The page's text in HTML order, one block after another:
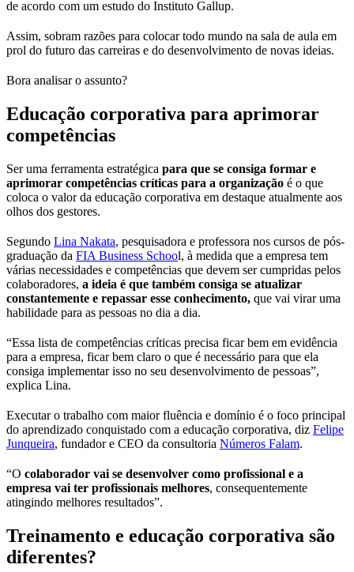
de acordo com um estudo do Instituto Gallup.
Assim, sobram razões para colocar todo mundo na sala de aula em
prol do futuro das carreiras e do desenvolvimento de novas ideias.
Bora analisar o assunto?
Educação corporativa para aprimorar
competências
Ser uma ferramenta estratégica para que se consiga formar e
aprimorar competências críticas para a organização é o que
coloca o valor da educação corporativa em destaque atualmente aos
olhos dos gestores.
Segundo Lina Nakata, pesquisadora e professora nos cursos de pós-
graduação da FIA Business School, à medida que a empresa tem
várias necessidades e competências que devem ser cumpridas pelos
colaboradores, a ideia é que também consiga se atualizar
constantemente e repassar esse conhecimento, que vai virar uma
habilidade para as pessoas no dia a dia.
“Essa lista de competências críticas precisa ficar bem em evidência
para a empresa, ficar bem claro o que é necessário para que ela
consiga implementar isso no seu desenvolvimento de pessoas”,
explica Lina.
Executar o trabalho com maior fluência e domínio é o foco principal
do aprendizado conquistado com a educação corporativa, diz Felipe
Junqueira, fundador e CEO da consultoria Números Falam.
“O colaborador vai se desenvolver como profissional e a
empresa vai ter profissionais melhores, consequentemente
atingindo melhores resultados”.
Treinamento e educação corporativa são
diferentes?